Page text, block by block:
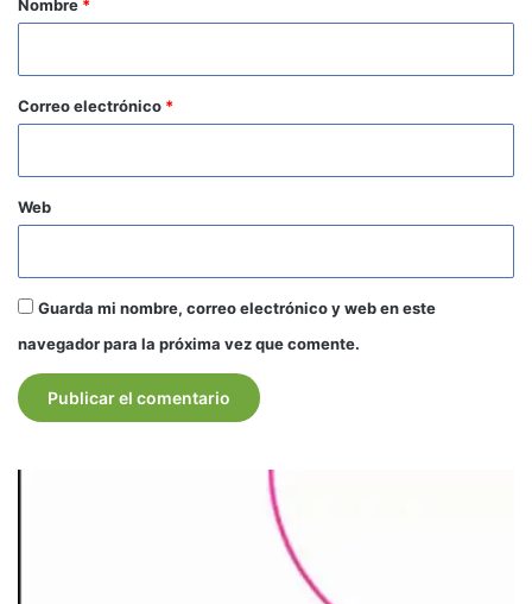
*
Nombre *
Correo electrónico *
Web
Guarda mi nombre, correo electrónico y web en este
navegador para la próxima vez que comente.